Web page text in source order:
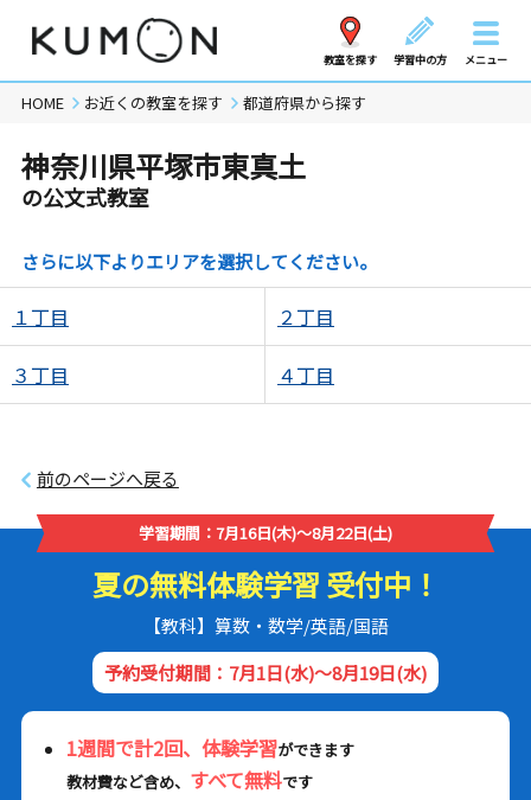
教室を探す 学習中の方 メニュー
HOME お近くの教室を探す 都道府県から探す
神奈川県平塚市東真土
の公文式教室
さらに以下よりエリアを選択してください。
１丁目 ２丁目
３丁目 ４丁目
前のページへ戻る
学習期間：7月16日(木)～8月22日(土)
夏の無料体験学習 受付中！
【教科】算数・数学/英語/国語
予約受付期間：7月1日(水)～8月19日(水)
1週間で計2回、体験学習ができます
教材費など含め、 すべて無料です